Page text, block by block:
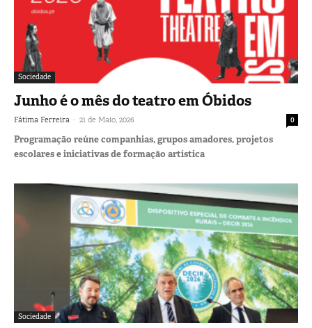
Sociedade
Junho é o mês do teatro em Óbidos
Fátima Ferreira - 21 de Maio, 2026 0
Programação reúne companhias, grupos amadores, projetos
escolares e iniciativas de formação artística
Sociedade